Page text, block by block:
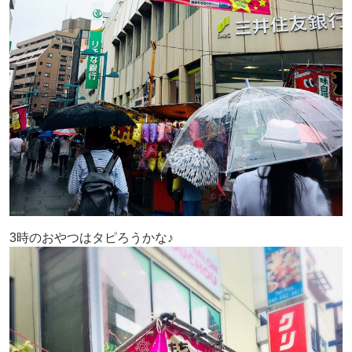
3時のおやつはタピろうかな♪